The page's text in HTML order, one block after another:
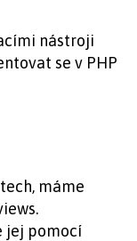
nástroji
se v PHP
máme
jej pomocí